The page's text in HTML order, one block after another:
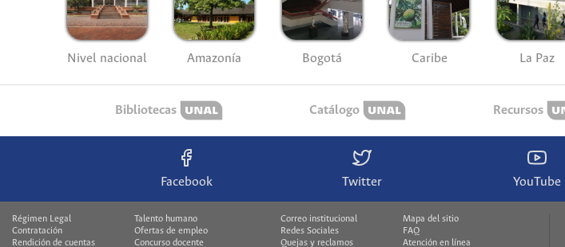
Nivel nacional Amazonía Bogotá Caribe La Paz
Bibliotecas Catálogo Recursos
Facebook Twitter YouTube
Régimen Legal
Talento humano
Contratación
Ofertas de empleo
Rendición de cuentas
Concurso docente
Correo institucional
Mapa del sitio
Redes Sociales
FAQ
Quejas y reclamos
Atención en línea